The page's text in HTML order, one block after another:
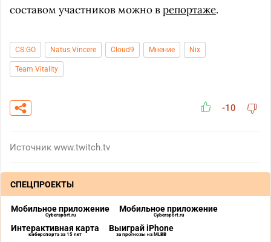
составом участников можно врепортаже.
CS:GO Natus Vincere Cloud9 Мнение Nix
Team Vitality
-10
Источник www.twitch.tv
СПЕЦПРОЕКТЫ
Мобильное приложение
Cybersport.ru
Мобильное приложение
Cybersport.ru
Интерактивная карта
киберспорта за 15 лет
Выиграй iPhone
за прогнозы на MLBB